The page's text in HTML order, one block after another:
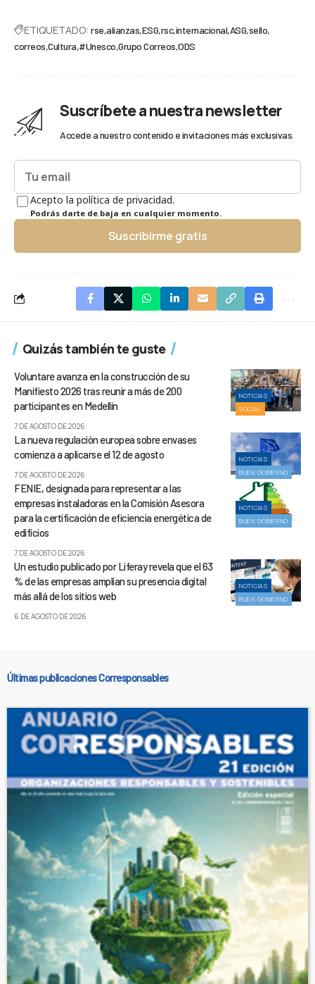
ETIQUETADO: rse alianzas ESG rsc internacional ASG sello
correos Cultura #Unesco Grupo Correos ODS
Suscríbete a nuestra newsletter
Accede a nuestro contenido e invitaciones más exclusivas.
Acepto la política de privacidad.
Podrás darte de baja en cualquier momento.
Suscribirme gratis
Quizás también te guste
NOTICIAS
SOCIAL
Voluntare avanza en la construcción de su
Manifiesto 2026 tras reunir a más de 200
participantes en Medellín
7 DE AGOSTO DE 2026
NOTICIAS
BUEN GOBIERNO
La nueva regulación europea sobre envases
comienza a aplicarse el 12 de agosto
7 DE AGOSTO DE 2026
NOTICIAS
BUEN GOBIERNO
FENIE, designada para representar a las
empresas instaladoras en la Comisión Asesora
para la certificación de eficiencia energética de
edificios
7 DE AGOSTO DE 2026
NOTICIAS
BUEN GOBIERNO
Un estudio publicado por Liferay revela que el 63
% de las empresas amplían su presencia digital
más allá de los sitios web
6 DE AGOSTO DE 2026
Últimas publicaciones Corresponsables